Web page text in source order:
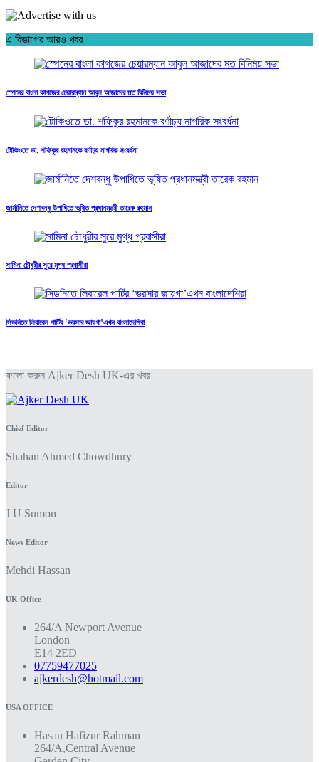
এ বিভাগের আরও খবর
স্পেনের বাংলা কাগজের চেয়ারম্যান আবুল আজাদের মত বিনিময় সভা
টোকিওতে ডা. শফিকুর রহমানকে বর্ণাঢ্য নাগরিক সংবর্ধনা
জার্মানিতে দেশবন্ধু উপাধিতে ভূষিত প্রধানমন্ত্রী তারেক রহমান
সামিনা চৌধুরীর সুরে মুগ্ধ প্রবাসীরা
সিডনিতে লিবারেল পার্টির ‘ভরসার জায়গা’এখন বাংলাদেশিরা
ফলো করুন Ajker Desh UK-এর খবর
Chief Editor
Shahan Ahmed Chowdhury
Editor
J U Sumon
News Editor
Mehdi Hassan
UK Office
264/A Newport Avenue
London
E14 2ED
07759477025
ajkerdesh@hotmail.com
USA OFFICE
Hasan Hafizur Rahman
264/A,Central Avenue